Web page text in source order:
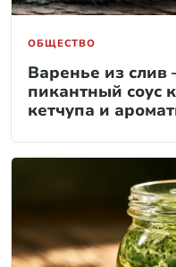
ОБЩЕСТВО
Варенье из
пикантный соус
кетчупа и